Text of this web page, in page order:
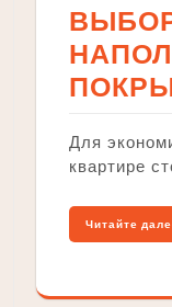
Для
квартире
Читайте